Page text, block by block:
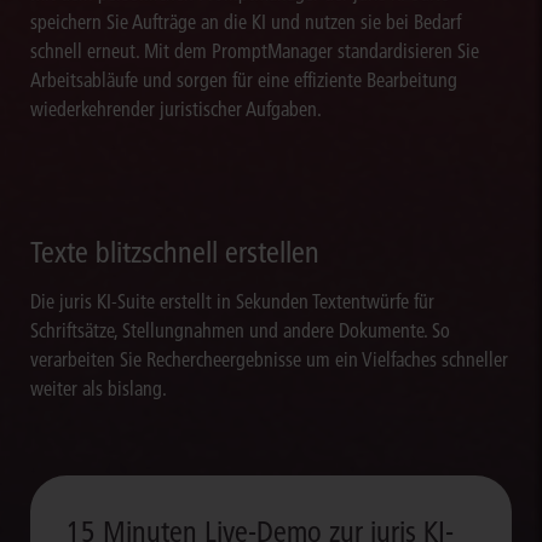
speichern Sie Aufträge an die KI und nutzen sie bei Bedarf
schnell erneut. Mit dem PromptManager standardisieren Sie
Arbeitsabläufe und sorgen für eine effiziente Bearbeitung
wiederkehrender juristischer Aufgaben.
Texte blitzschnell erstellen
Die juris KI-Suite erstellt in Sekunden Textentwürfe für
Schriftsätze, Stellungnahmen und andere Dokumente. So
verarbeiten Sie Rechercheergebnisse um ein Vielfaches schneller
weiter als bislang.
15 Minuten Live-Demo zur juris KI-